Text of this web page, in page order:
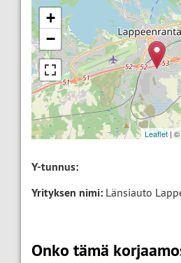
+
−
Leaflet | ©
Y-tunnus:
Yrityksen nimi: Länsiauto
Onko tämä